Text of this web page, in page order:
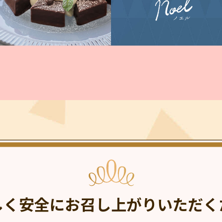
安全にお召し上がりいただ